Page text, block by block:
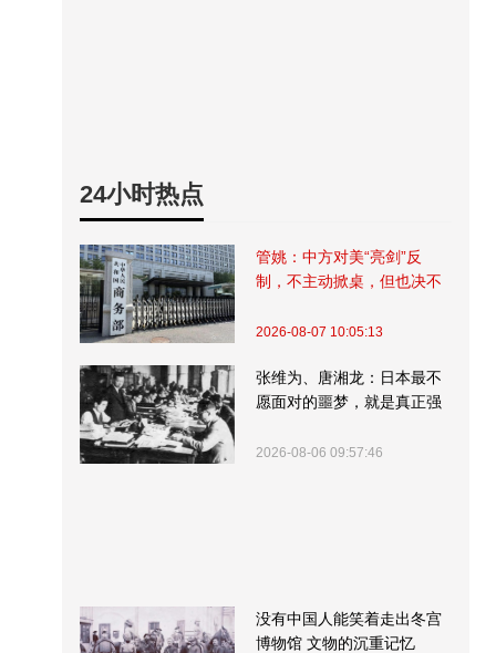
24小时热点
管姚：中方对美“亮剑”反
制，不主动掀桌，但也决不
2026-08-07 10:05:13
张维为、唐湘龙：日本最不
愿面对的噩梦，就是真正强
2026-08-06 09:57:46
没有中国人能笑着走出冬宫
博物馆 文物的沉重记忆